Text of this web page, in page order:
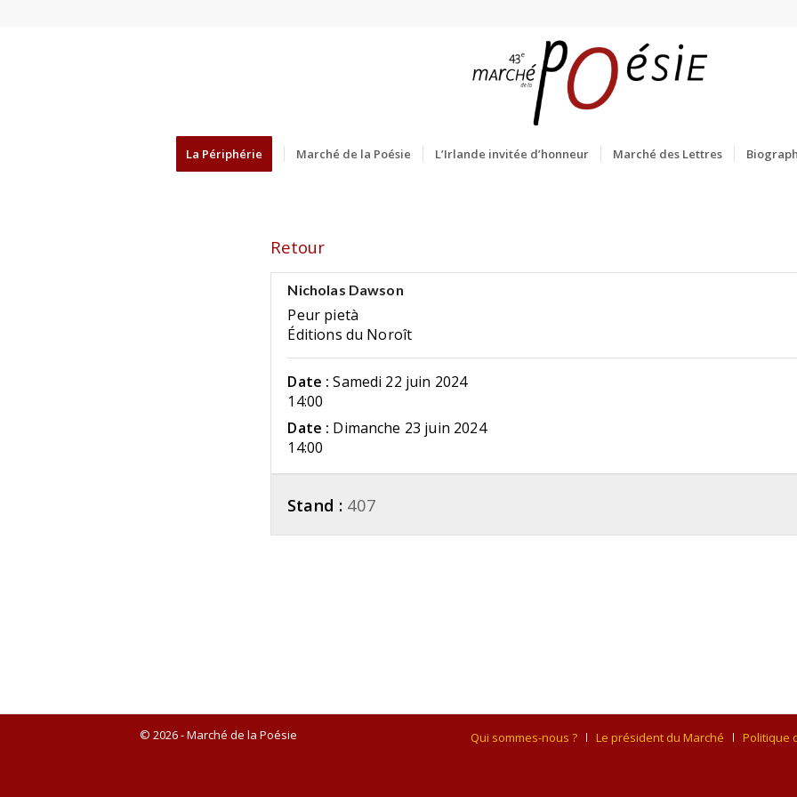
La Périphérie Marché de la Poésie L’Irlande invitée d’honneur Marché des Lettres
Retour
Nicholas Dawson
Peur pietà
Éditions du Noroît
Date : Samedi 22 juin 2024
14:00
Date : Dimanche 23 juin 2024
14:00
Stand : 407
© 2026 - Marché de la Poésie Qui sommes-nous ? Le président du Marché Politique